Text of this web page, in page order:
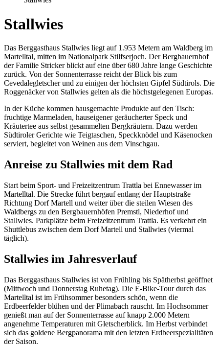
Stallwies
Das Berggasthaus Stallwies liegt auf 1.953 Metern am Waldberg im
Martelltal, mitten im Nationalpark Stilfserjoch. Der Bergbauernhof
der Familie Stricker blickt auf eine über 680 Jahre lange Geschichte
zurück. Von der Sonnenterrasse reicht der Blick bis zum
Cevedalegletscher und zu einigen der höchsten Gipfel Südtirols. Die
Roggenäcker von Stallwies gelten als die höchstgelegenen Europas.
In der Küche kommen hausgemachte Produkte auf den Tisch:
fruchtige Marmeladen, hauseigener geräucherter Speck und
Kräutertee aus selbst gesammelten Bergkräutern. Dazu werden
Südtiroler Gerichte wie Teigtaschen, Speckknödel und Käsenocken
serviert, begleitet von Weinen aus dem Vinschgau.
Anreise zu Stallwies mit dem Rad
Start beim Sport- und Freizeitzentrum Trattla bei Ennewasser im
Martelltal. Die Strecke führt bergauf entlang der Hauptstraße
Richtung Dorf Martell und weiter über die steilen Wiesen des
Waldbergs zu den Bergbauernhöfen Premstl, Niederhof und
Stallwies. Parkplätze beim Freizeitzentrum Trattla. Es verkehrt ein
Shuttlebus zwischen dem Dorf Martell und Stallwies (viermal
täglich).
Stallwies im Jahresverlauf
Das Berggasthaus Stallwies ist von Frühling bis Spätherbst geöffnet
(Mittwoch und Donnerstag Ruhetag). Die E-Bike-Tour durch das
Martelltal ist im Frühsommer besonders schön, wenn die
Erdbeerfelder blühen und der Plimabach rauscht. Im Hochsommer
genießt man auf der Sonnenterrasse auf knapp 2.000 Metern
angenehme Temperaturen mit Gletscherblick. Im Herbst verbindet
sich das goldene Bergpanorama mit den letzten Erdbeerspezialitäten
der Saison.